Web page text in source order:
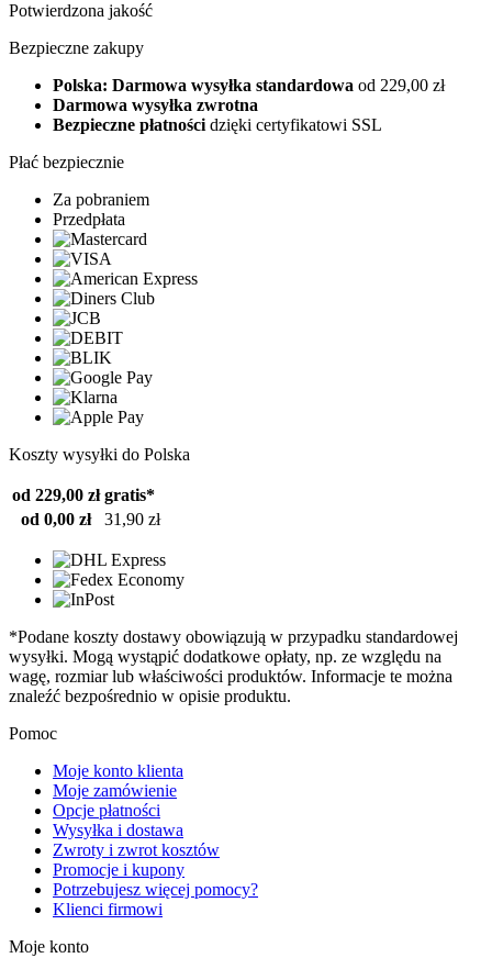
Potwierdzona jakość
Bezpieczne zakupy
Polska: Darmowa wysyłka standardowa od 229,00 zł
Darmowa wysyłka zwrotna
Bezpieczne płatnościdzięki certyfikatowi SSL
Płać bezpiecznie
Za pobraniem
Przedpłata
Koszty wysyłki do Polska
od 229,00 zł gratis*
od 0,00 zł
31,90 zł
*Podane koszty dostawy obowiązują w przypadku standardowej
wysyłki. Mogą wystąpić dodatkowe opłaty, np. ze względu na
wagę, rozmiar lub właściwości produktów. Informacje te można
znaleźć bezpośrednio w opisie produktu.
Pomoc
Moje konto klienta
Moje zamówienie
Opcje płatności
Wysyłka i dostawa
Zwroty i zwrot kosztów
Promocje i kupony
Potrzebujesz więcej pomocy?
Klienci firmowi
Moje konto